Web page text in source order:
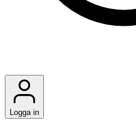
Logga in